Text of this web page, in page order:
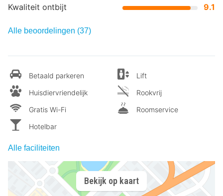
Kwaliteit ontbijt
9.1
Alle beoordelingen (37)
Betaald parkeren
Huisdiervriendelijk
Gratis Wi-Fi
Hotelbar
Lift
Rookvrij
Roomservice
Alle faciliteiten
Bekijk op kaart